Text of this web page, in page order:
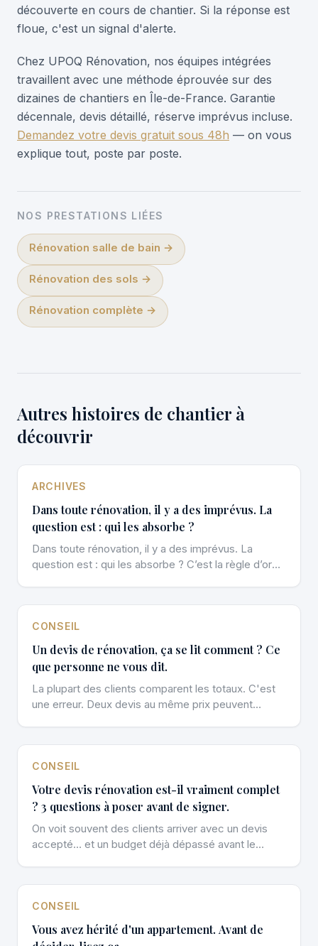
découverte en cours de chantier. Si la réponse est
floue, c'est un signal d'alerte.
Chez UPOQ Rénovation, nos équipes intégrées
travaillent avec une méthode éprouvée sur des
dizaines de chantiers en Île-de-France. Garantie
décennale, devis détaillé, réserve imprévus incluse.
Demandez votre devis gratuit sous 48h — on vous
explique tout, poste par poste.
NOS PRESTATIONS LIÉES
Rénovation salle de bain →
Rénovation des sols →
Rénovation complète →
Autres histoires de chantier à
découvrir
ARCHIVES
Dans toute rénovation, il y a des imprévus. La
question est : qui les absorbe ?
Dans toute rénovation, il y a des imprévus. La
question est : qui les absorbe ? C’est la règle d’or
CONSEIL
Un devis de rénovation, ça se lit comment ? Ce
que personne ne vous dit.
La plupart des clients comparent les totaux. C'est
une erreur. Deux devis au même prix peuvent
CONSEIL
Votre devis rénovation est-il vraiment complet
? 3 questions à poser avant de signer.
On voit souvent des clients arriver avec un devis
accepté… et un budget déjà dépassé avant le
CONSEIL
Vous avez hérité d'un appartement. Avant de